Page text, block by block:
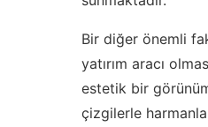
Bir diğer önemli
yatırım aracı
estetik bir
çizgilerle